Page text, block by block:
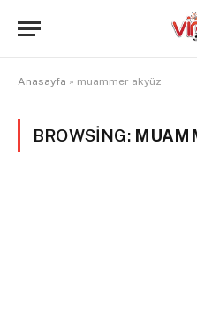
Anasayfa » muammer akyüz
BROWSING: